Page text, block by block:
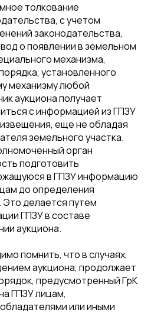
толкование
с учетом
законодательства,
о появлении в земельном
механизма,
установленного
механизму любой
аукциона получает
с информацией из ГПЗУ
еще не обладая
земельного участка.
орган
подготовить
в ГПЗУ информацию
до определения
делается путем
ГПЗУ в составе
аукциона.
помнить, что в случаях,
аукциона, продолжает
предусмотренный ГрК
ГПЗУ лицам,
или иными